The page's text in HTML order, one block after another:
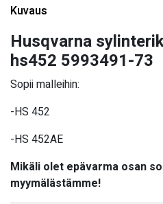
Kuvaus
Husqvarna
hs452 5993491-73
Sopii malleihin:
-HS 452
-HS 452AE
Mikäli olet epävarma osan
myymälästämme!